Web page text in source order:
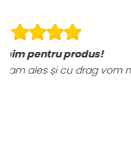
Sunt mai mult
Croiul foarte
astept sa revin